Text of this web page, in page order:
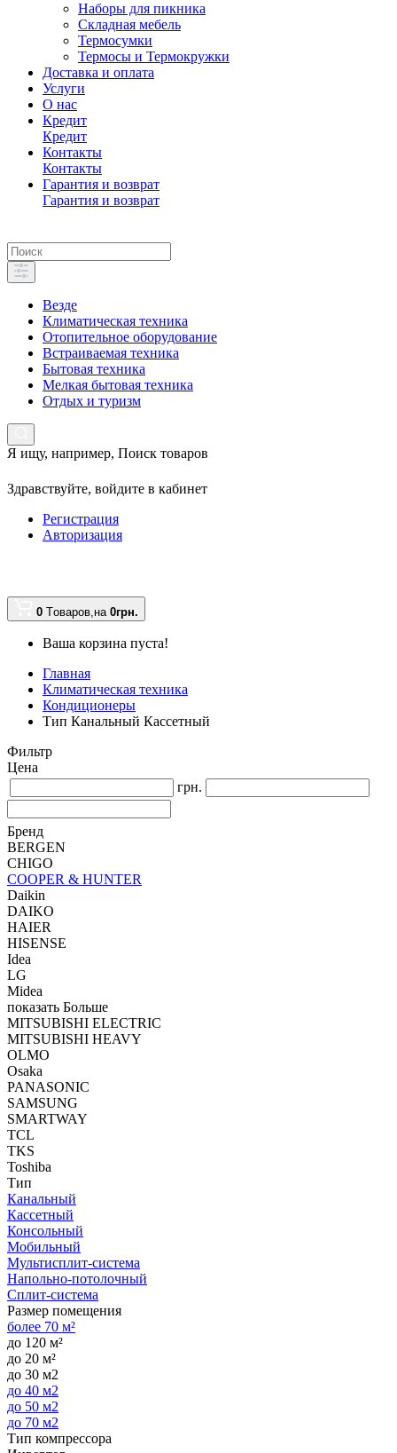
Наборы для пикника
Складная мебель
Термосумки
Термосы и Термокружки
Доставка и оплата
Услуги
О нас
Кредит
Кредит
Контакты
Контакты
Гарантия и возврат
Гарантия и возврат
Везде
Климатическая техника
Отопительное оборудование
Встраиваемая техника
Бытовая техника
Мелкая бытовая техника
Отдых и туризм
Я ищу, например, Поиск товаров
Здравствуйте, войдите в кабинет
Регистрация
Авторизация
0 Tоваров,на 0грн.
Ваша корзина пуста!
Главная
Климатическая техника
Кондиционеры
Тип Канальный Кассетный
Фильтр
Цена
грн.
Бренд
BERGEN
CHIGO
COOPER & HUNTER
Daikin
DAIKO
HAIER
HISENSE
Idea
LG
Midea
показать Больше
MITSUBISHI ELECTRIC
MITSUBISHI HEAVY
OLMO
Osaka
PANASONIC
SAMSUNG
SMARTWAY
TCL
TKS
Toshiba
Тип
Канальный
Кассетный
Консольный
Мобильный
Мультисплит-система
Напольно-потолочный
Сплит-система
Размер помещения
более 70 м²
до 120 м²
до 20 м²
до 30 м2
до 40 м2
до 50 м2
до 70 м2
Тип компрессора